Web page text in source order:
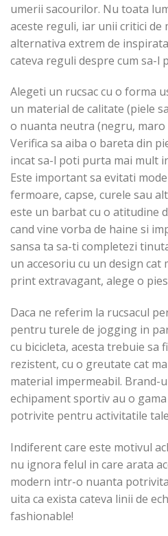
umerii sacourilor. Nu toata
aceste reguli, iar unii critici de
alternativa extrem de
cateva reguli despre cum sa-l
Alegeti un rucsac cu o forma
un material de calitate (piele
o nuanta neutra (negru, maro
Verifica sa aiba o bareta din
incat sa-l poti purta mai mult
Este important sa evitati
fermoare, capse, curele sau
este un barbat cu o atitudine
cand vine vorba de haine si
sansa ta sa-ti completezi
un accesoriu cu un design cat
print extravagant, alege o
Daca ne referim la rucsacul
pentru turele de jogging in
cu bicicleta, acesta trebuie sa
rezistent, cu o greutate cat
material impermeabil. Brand-
echipament sportiv au o
potrivite pentru activitatile
Indiferent care este motivul
nu ignora felul in care arata
modern intr-o nuanta
uita ca exista cateva linii de
fashionable!